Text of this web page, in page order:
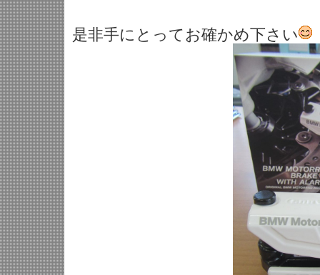
是非手にとってお確かめ下さい